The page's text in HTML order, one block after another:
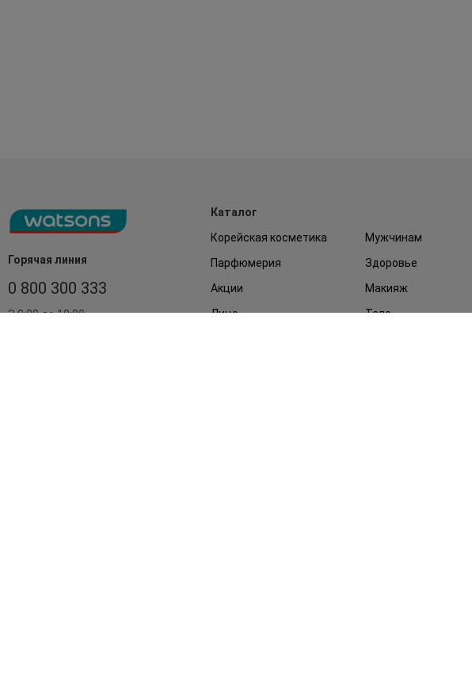
Горячая линия
0 800 300 333
З 9:00 до 19:00
Каталог
Корейская косметика
Мужчинам
Парфюмерия
Здоровье
Акции
Макияж
Лицо
Тело